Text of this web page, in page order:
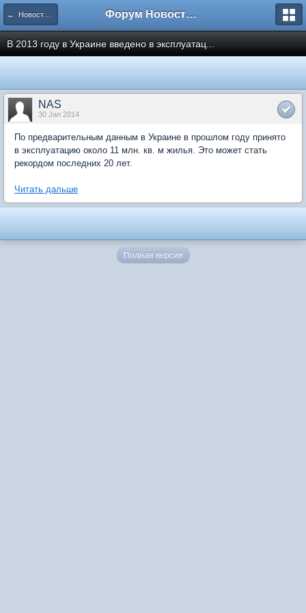
← Новости рынка недвижимости Форум Новостройки
В 2013 году в Украине введено в эксплуатац...
NAS
30 Jan 2014
По предварительным данным в Украине в прошлом году принято
в эксплуатацию около 11 млн. кв. м жилья. Это может стать
рекордом последних 20 лет.
Читать дальше
Полная версия